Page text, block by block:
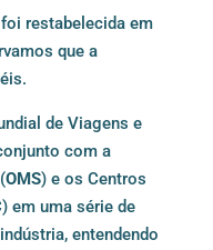
restabelecida em
que a
de Viagens e
com a
OMS) e os Centros
em uma série de
entendendo